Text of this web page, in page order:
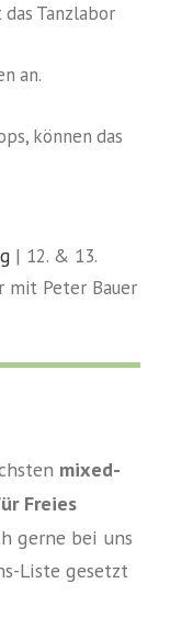
Tanzlabor
an.
können das
| 12. & 13.
mit Peter Bauer
mixed-
Freies
gerne bei uns
Liste gesetzt